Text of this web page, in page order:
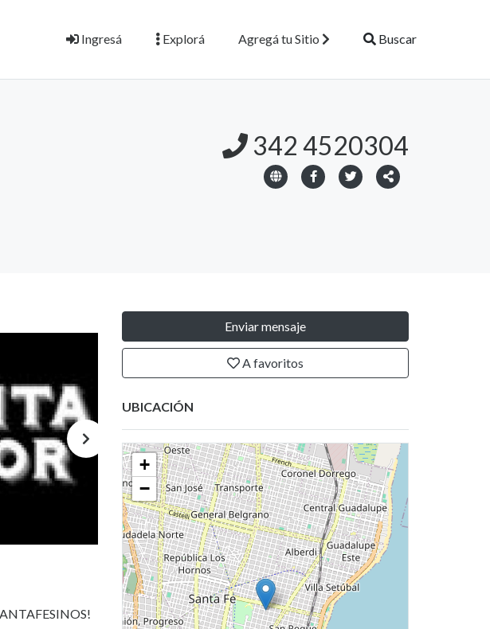
Ingresá Explorá Agregá tu Sitio Buscar
342 4520304
Enviar mensaje
A favoritos
UBICACIÓN
+
−